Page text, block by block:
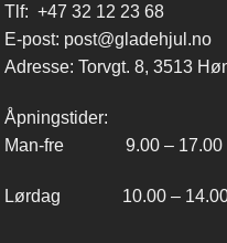
Tlf: +47 32 12 23 68
E-post: post@gladehjul.no
Adresse: Torvgt. 8, 3513
Åpningstider:
Man-fre 9.00 – 17.00
Lørdag 10.00 –